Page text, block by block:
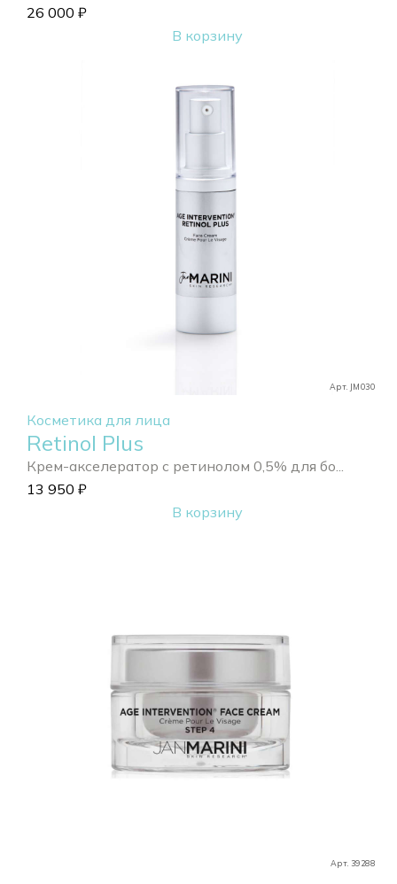
26 000 ₽
В корзину
Арт. JM030
Косметика для лица
Retinol Plus
Крем-акселератор с ретинолом 0,5% для бо...
13 950 ₽
В корзину
Арт. 39288